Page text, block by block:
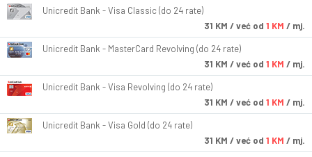
Unicredit Bank - Visa Classic (do 24 rate)
31 KM / već od 1 KM / mj.
Unicredit Bank - MasterCard Revolving (do 24 rate)
31 KM / već od 1 KM / mj.
Unicredit Bank - Visa Revolving (do 24 rate)
31 KM / već od 1 KM / mj.
Unicredit Bank - Visa Gold (do 24 rate)
31 KM / već od 1 KM / mj.